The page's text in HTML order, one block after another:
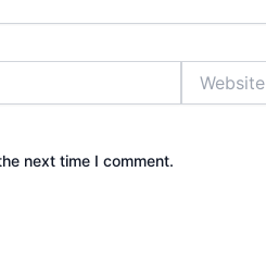
next time I comment.